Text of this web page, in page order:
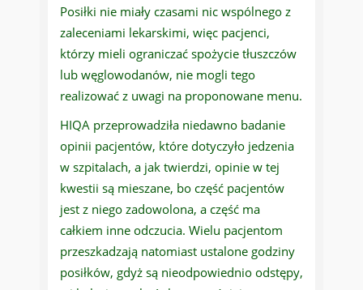
Posiłki nie miały czasami nic wspólnego z
zaleceniami lekarskimi, więc pacjenci,
którzy mieli ograniczać spożycie tłuszczów
lub węglowodanów, nie mogli tego
realizować z uwagi na proponowane menu.
HIQA przeprowadziła niedawno badanie
opinii pacjentów, które dotyczyło jedzenia
w szpitalach, a jak twierdzi, opinie w tej
kwestii są mieszane, bo część pacjentów
jest z niego zadowolona, a część ma
całkiem inne odczucia. Wielu pacjentom
przeszkadzają natomiast ustalone godziny
posiłków, gdyż są nieodpowiednio odstępy,